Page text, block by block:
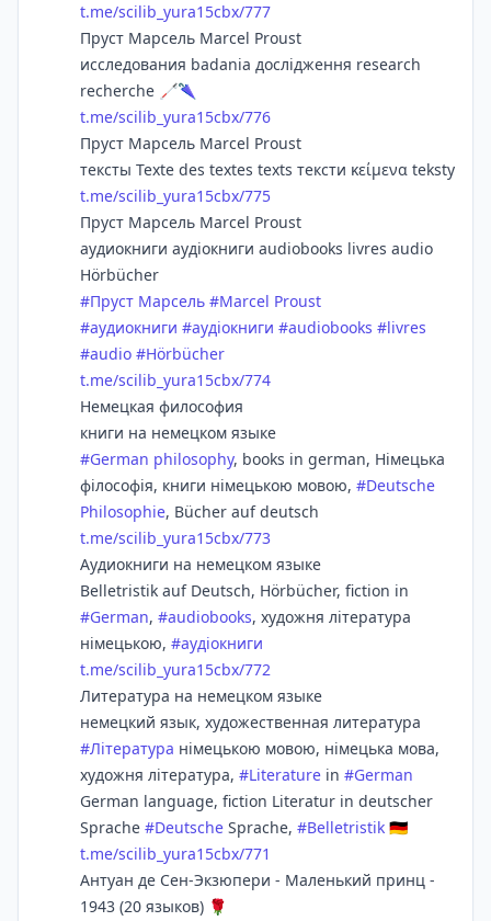
t.me/scilib_yura15cbx/777
Пруст Марсель Marcel Proust
исследования badania дослідження research
recherche 🦯🌂
t.me/scilib_yura15cbx/776
Пруст Марсель Marcel Proust
тексты Texte des textes texts тексти κείμενα teksty
t.me/scilib_yura15cbx/775
Пруст Марсель Marcel Proust
аудиокниги аудіокниги audiobooks livres audio
Hörbücher
#Пруст Марсель #Marcel Proust
#аудиокниги #аудіокниги #audiobooks #livres
#audio #Hörbücher
t.me/scilib_yura15cbx/774
Немецкая философия
книги на немецком языке
#German philosophy, books in german, Німецька
філософія, книги німецькою мовою, #Deutsche
Philosophie, Bücher auf deutsch
t.me/scilib_yura15cbx/773
Аудиокниги на немецком языке
Belletristik auf Deutsch, Hörbücher, fiction in
#German, #audiobooks, художня література
німецькою, #аудіокниги
t.me/scilib_yura15cbx/772
Литература на немецком языке
немецкий язык, художественная литература
#Література німецькою мовою, німецька мова,
художня література, #Literature in #German
German language, fiction Literatur in deutscher
Sprache #Deutsche Sprache, #Belletristik 🇩🇪
t.me/scilib_yura15cbx/771
Антуан де Сен-Экзюпери - Маленький принц -
1943 (20 языков) 🌹